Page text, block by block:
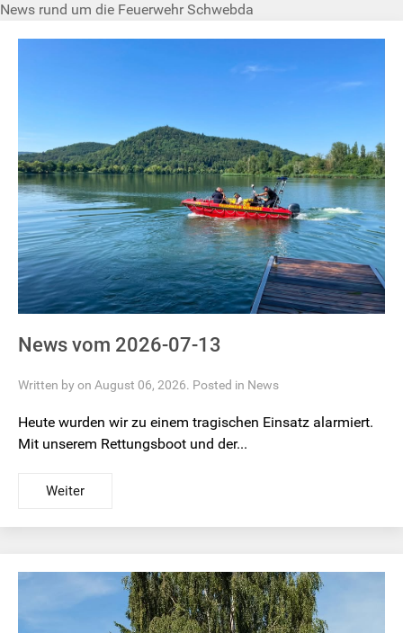
News rund um die Feuerwehr Schwebda
News vom 2026-07-13
Written by on August 06, 2026. Posted in News
Heute wurden wir zu einem tragischen Einsatz alarmiert.
Mit unserem Rettungsboot und der...
Weiter